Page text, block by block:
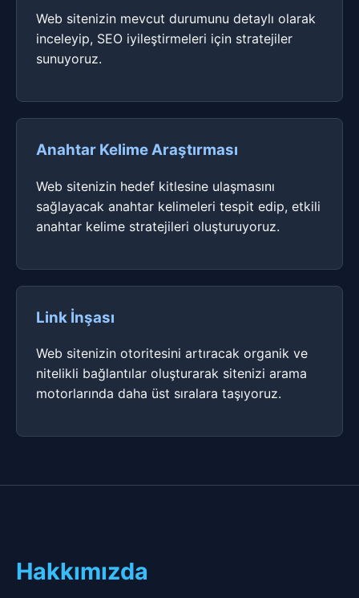
Web sitenizin mevcut durumunu detaylı olarak
inceleyip, SEO iyileştirmeleri için stratejiler
sunuyoruz.
Anahtar Kelime Araştırması
Web sitenizin hedef kitlesine ulaşmasını
sağlayacak anahtar kelimeleri tespit edip, etkili
anahtar kelime stratejileri oluşturuyoruz.
Link İnşası
Web sitenizin otoritesini artıracak organik ve
nitelikli bağlantılar oluşturarak sitenizi arama
motorlarında daha üst sıralara taşıyoruz.
Hakkımızda